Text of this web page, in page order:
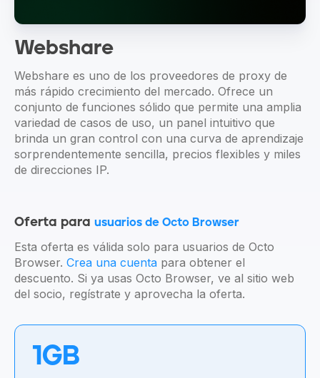
Webshare
Webshare es uno de los proveedores de proxy de
más rápido crecimiento del mercado. Ofrece un
conjunto de funciones sólido que permite una amplia
variedad de casos de uso, un panel intuitivo que
brinda un gran control con una curva de aprendizaje
sorprendentemente sencilla, precios flexibles y miles
de direcciones IP.
Oferta para usuarios de Octo Browser
Esta oferta es válida solo para usuarios de Octo
Browser. Crea una cuenta para obtener el
descuento. Si ya usas Octo Browser, ve al sitio web
del socio, regístrate y aprovecha la oferta.
1GB